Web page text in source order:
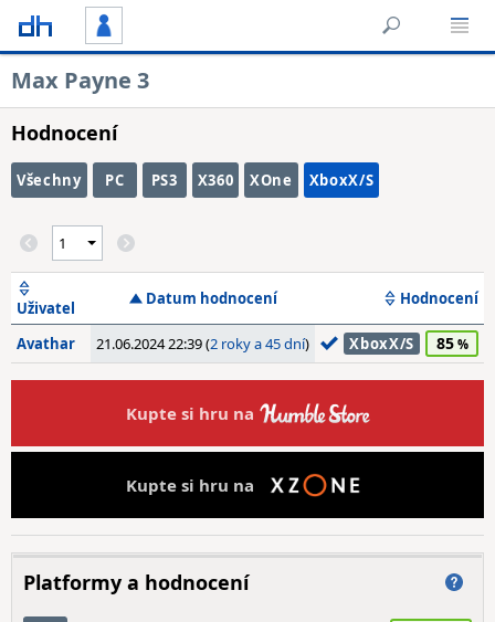
Max Payne 3
Hodnocení
Všechny PC PS3 X360 XOne XboxX/S
Uživatel Datum hodnocení Hodnocení
Avathar 21.06.2024 22:39 (2 roky a 45 dní) XboxX/S 85
Kupte si hru na
Kupte si hru na
Platformy a hodnocení